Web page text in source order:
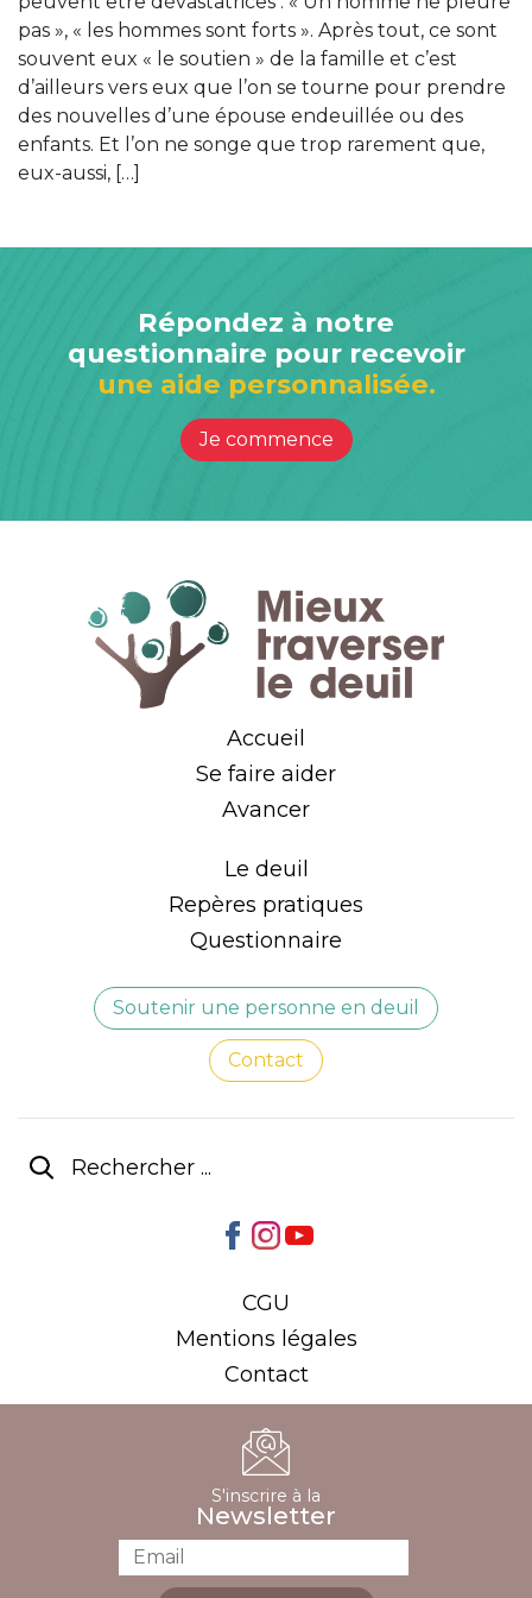
pas », « les hommes sont forts ». Après tout, ce sont
souvent eux « le soutien » de la famille et c’est
d’ailleurs vers eux que l’on se tourne pour prendre
des nouvelles d’une épouse endeuillée ou des
enfants. Et l’on ne songe que trop rarement que,
eux-aussi, […]
Répondez à notre
questionnaire pour recevoir
une aide personnalisée.
Je commence
Accueil
Se faire aider
Avancer
Le deuil
Repères pratiques
Questionnaire
Soutenir une personne en deuil
Contact
CGU
Mentions légales
Contact
S'inscrire à la
Newsletter